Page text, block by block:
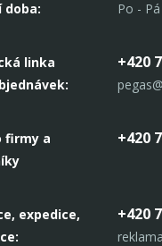
doba: Po -
linka
+420
firmy a
+420
expedice,
+420